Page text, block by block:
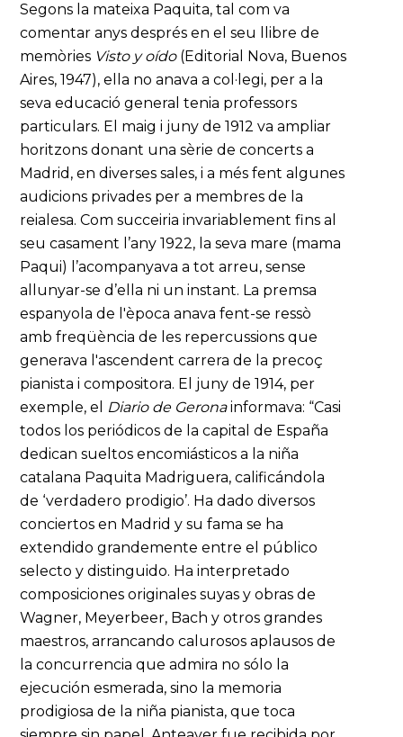
Segons la mateixa Paquita, tal com va
comentar anys després en el seu llibre de
memòries Visto y oído(Editorial Nova, Buenos
Aires, 1947), ella no anava a col·legi, per a la
seva educació general tenia professors
particulars. El maig i juny de 1912 va ampliar
horitzons donant una sèrie de concerts a
Madrid, en diverses sales, i a més fent algunes
audicions privades per a membres de la
reialesa. Com succeiria invariablement fins al
seu casament l’any 1922, la seva mare (mama
Paqui) l’acompanyava a tot arreu, sense
allunyar-se d’ella ni un instant. La premsa
espanyola de l'època anava fent-se ressò
amb freqüència de les repercussions que
generava l'ascendent carrera de la precoç
pianista i compositora. El juny de 1914, per
exemple, el Diario de Geronainformava: “Casi
todos los periódicos de la capital de España
dedican sueltos encomiásticos a la niña
catalana Paquita Madriguera, calificándola
de ‘verdadero prodigio’. Ha dado diversos
conciertos en Madrid y su fama se ha
extendido grandemente entre el público
selecto y distinguido. Ha interpretado
composiciones originales suyas y obras de
Wagner, Meyerbeer, Bach y otros grandes
maestros, arrancando calurosos aplausos de
la concurrencia que admira no sólo la
ejecución esmerada, sino la memoria
prodigiosa de la niña pianista, que toca